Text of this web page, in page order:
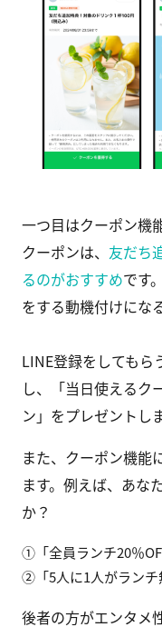
一つ目はクーポン機
クーポンは、 友だち
るのがおすすめです
をする動機付けにな
LINE登録をしてもら
し、「当日使えるク
ン」をプレゼントし
また、クーポン機能
ます。例えば、あな
か？
①「全員ランチ20％
②「5人に1人がランチ
後者の方がエンタメ